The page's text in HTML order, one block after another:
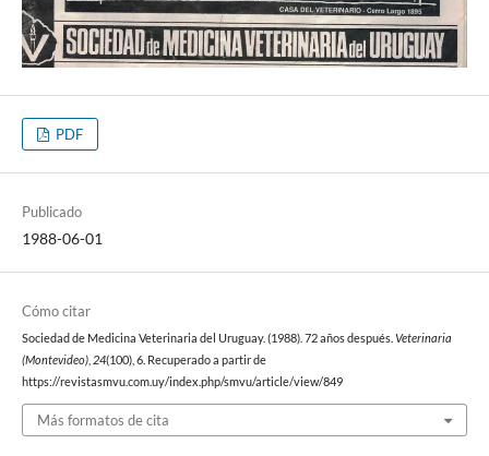
PDF
Publicado
1988-06-01
Cómo citar
Sociedad de Medicina Veterinaria del Uruguay. (1988). 72 años después. Veterinaria
(Montevideo), 24(100), 6. Recuperado a partir de
https://revistasmvu.com.uy/index.php/smvu/article/view/849
Más formatos de cita